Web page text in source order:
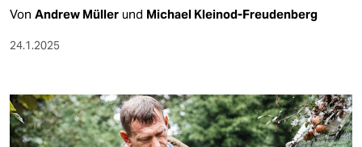
veranstaltungen
shop
unterstützen
abo
Von Andrew Müller und Michael Kleinod-Freudenberg
24.1.2025